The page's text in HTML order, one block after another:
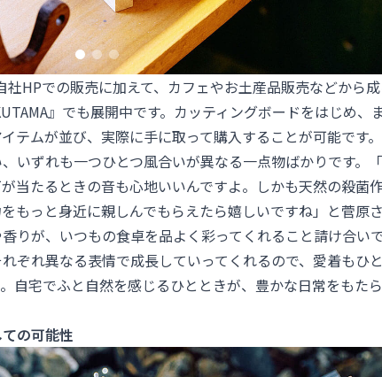
HPでの販売に加えて、カフェやお土産品販売などから
』でも展開中です。カッティングボードをはじめ、
テムが並び、実際に手に取って購入することが可能です
いずれも一つひとつ風合いが異なる一点物ばかりです。
当たるときの音も心地いいんですよ。しかも天然の殺菌
もっと身近に親しんでもらえたら嬉しいですね」と菅原
りが、いつもの食卓を品よく彩ってくれること請け合い
ぞれ異なる表情で成長していってくれるので、愛着もひ
自宅でふと自然を感じるひとときが、豊かな日常をもた
の可能性